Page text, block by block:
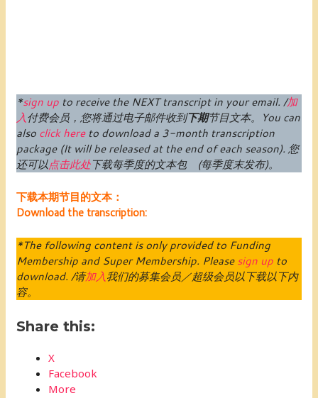
*sign up to receive the NEXT transcript in your email. /加
入付费会员 ，您将通过电子邮件收到下期节目文本。
You can
also click hereto download a 3-month transcription
package (It will be released at the end of each season). 您
还可以点击此处下载每季度的文本包 (每季度末发布)。
下载本期节目的文本：
Download the transcription:
*The following content is only provided to Funding
Membership and Super Membership. Pleasesign up to
download. /请加入我们的募集会员／超级会员以下载以下内
容。
Share this:
X
Facebook
More